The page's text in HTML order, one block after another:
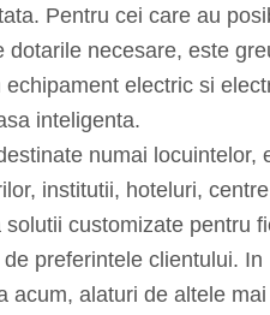
Pentru cei care au
dotarile necesare, este
electric si
inteligenta.
numai locuintelor,
institutii, hoteluri,
customizate pentru
preferintele clientului.
acum, alaturi de altele